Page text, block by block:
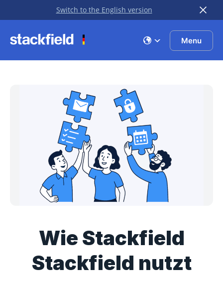
Zu Hauptinhalt springen
Switch to the English version
Menu
Wie Stackfield
Stackfield nutzt